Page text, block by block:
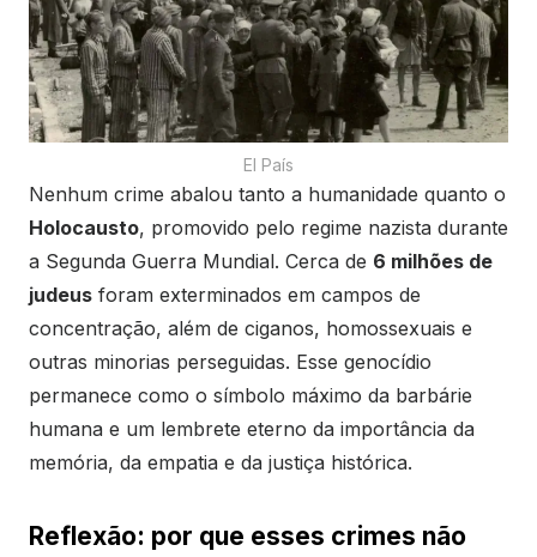
El País
Nenhum crime abalou tanto a humanidade quanto o
Holocausto, promovido pelo regime nazista durante
a Segunda Guerra Mundial. Cerca de 6 milhões de
judeus foram exterminados em campos de
concentração, além de ciganos, homossexuais e
outras minorias perseguidas. Esse genocídio
permanece como o símbolo máximo da barbárie
humana e um lembrete eterno da importância da
memória, da empatia e da justiça histórica.
Reflexão: por que esses crimes não